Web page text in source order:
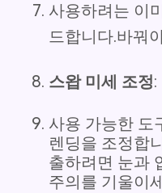
사용하려는 이
드합니다.바꿔
스왑 미세 조정:
사용 가능한 도
렌딩을 조정합
출하려면 눈과
주의를 기울이